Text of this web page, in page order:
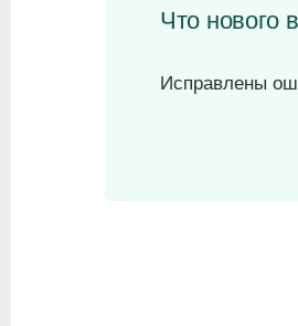
Что нового
Исправлены